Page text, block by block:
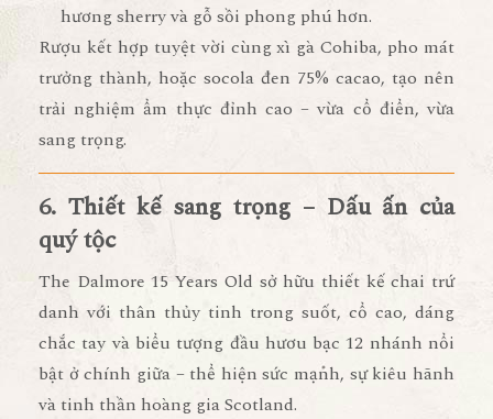
hương sherry và gỗ sồi phong phú hơn.
Rượu kết hợp tuyệt vời cùngxì gà Cohiba, pho mát
trưởng thành, hoặc socola đen 75% cacao, tạo nên
trải nghiệm ẩm thực đỉnh cao – vừa cổ điển, vừa
sang trọng.
6. Thiết kế sang trọng – Dấu ấn của
quý tộc
The Dalmore 15 Years Old sở hữu thiết kế chai trứ
danh với thân thủy tinh trong suốt, cổ cao, dáng
chắc tay và biểu tượng đầu hươu bạc 12 nhánh nổi
bật ở chính giữa – thể hiện sức mạnh, sự kiêu hãnh
và tinh thần hoàng gia Scotland.